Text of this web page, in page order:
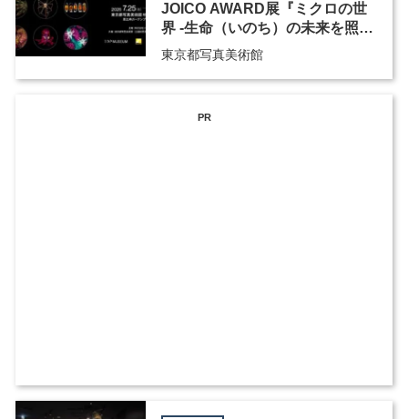
JOICO AWARD展『ミクロの世
界 -生命（いのち）の未来を照ら
す-』
東京都写真美術館
PR